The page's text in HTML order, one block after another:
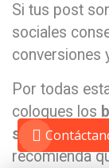
Si tus post
sociales
conversiones
Por todas
coloques los
socialesen tu
recomienda